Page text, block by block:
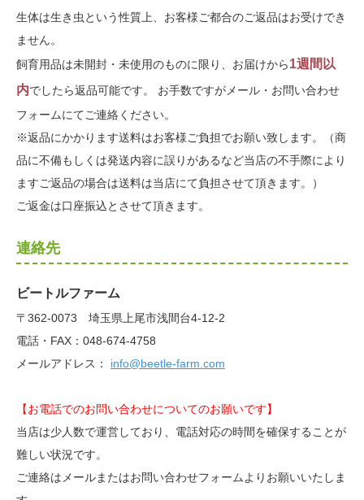
生体は生き虫という性質上、お客様ご都合のご返品はお受けでき
ません。
飼育用品は未開封・未使用のものに限り、お届けから1週間以
内でしたら返品可能です。 お手数ですがメール・お問い合わせ
フォームにてご連絡ください。
※返品にかかります送料はお客様ご負担でお願い致します。（商
品に不備もしくは発送内容に誤りがあるなど当店の不手際により
ますご返品の場合は送料は当店にて負担させて頂きます。）
ご返金は口座振込とさせて頂きます。
連絡先
ビートルファーム
〒362-0073 埼玉県上尾市浅間台4-12-2
電話・FAX：048-674-4758
メールアドレス： info@beetle-farm.com
【お電話でのお問い合わせについてのお願いです】
当店は少人数で運営しており、電話対応の時間を確保することが
難しい状況です。
ご連絡はメールまたはお問い合わせフォームよりお願いいたしま